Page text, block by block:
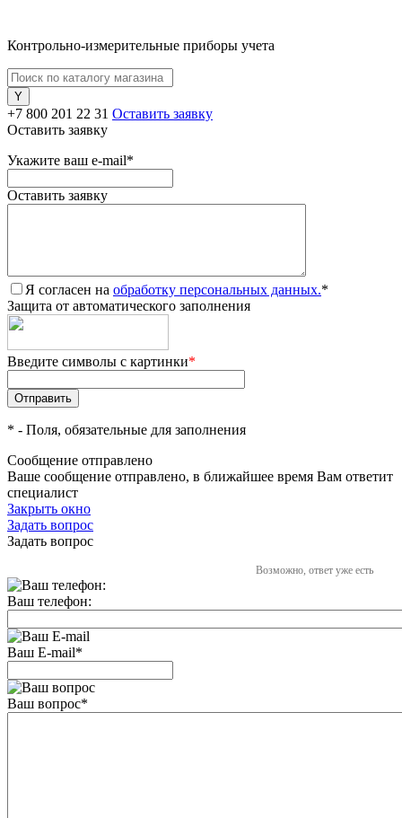
Контрольно-измерительные приборы учета
+7 800 201 22 31 Оставить заявку
Оставить заявку
Укажите ваш e-mail*
Оставить заявку
Я согласен на обработку персональных данных.*
Защита от автоматического заполнения
Введите символы с картинки*
* - Поля, обязательные для заполнения
Сообщение отправлено
Ваше сообщение отправлено, в ближайшее время Вам ответит
специалист
Закрыть окно
Задать вопрос
Задать вопрос
Возможно, ответ уже есть
Ваш телефон:
Ваш E-mail*
Ваш вопрос*